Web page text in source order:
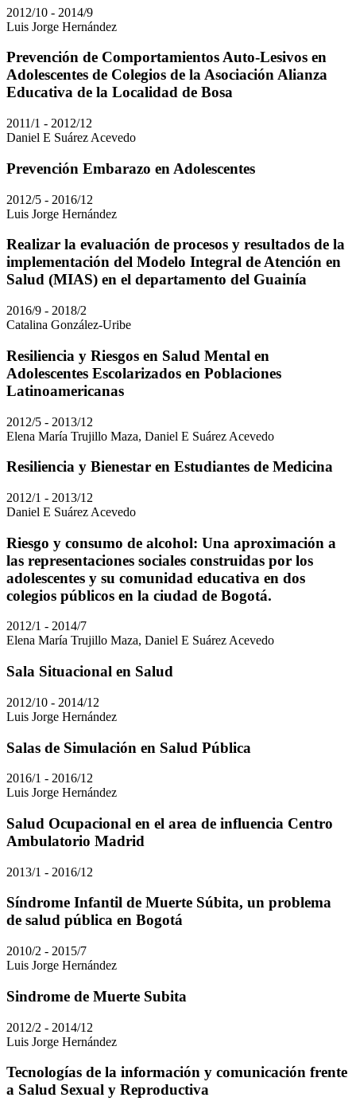
2012/10 - 2014/9
Luis Jorge Hernández
Prevención de Comportamientos Auto-Lesivos en
Adolescentes de Colegios de la Asociación Alianza
Educativa de la Localidad de Bosa
2011/1 - 2012/12
Daniel E Suárez Acevedo
Prevención Embarazo en Adolescentes
2012/5 - 2016/12
Luis Jorge Hernández
Realizar la evaluación de procesos y resultados de la
implementación del Modelo Integral de Atención en
Salud (MIAS) en el departamento del Guainía
2016/9 - 2018/2
Catalina González-Uribe
Resiliencia y Riesgos en Salud Mental en
Adolescentes Escolarizados en Poblaciones
Latinoamericanas
2012/5 - 2013/12
Elena María Trujillo Maza, Daniel E Suárez Acevedo
Resiliencia y Bienestar en Estudiantes de Medicina
2012/1 - 2013/12
Daniel E Suárez Acevedo
Riesgo y consumo de alcohol: Una aproximación a
las representaciones sociales construidas por los
adolescentes y su comunidad educativa en dos
colegios públicos en la ciudad de Bogotá.
2012/1 - 2014/7
Elena María Trujillo Maza, Daniel E Suárez Acevedo
Sala Situacional en Salud
2012/10 - 2014/12
Luis Jorge Hernández
Salas de Simulación en Salud Pública
2016/1 - 2016/12
Luis Jorge Hernández
Salud Ocupacional en el area de influencia Centro
Ambulatorio Madrid
2013/1 - 2016/12
Síndrome Infantil de Muerte Súbita, un problema
de salud pública en Bogotá
2010/2 - 2015/7
Luis Jorge Hernández
Sindrome de Muerte Subita
2012/2 - 2014/12
Luis Jorge Hernández
Tecnologías de la información y comunicación frente
a Salud Sexual y Reproductiva